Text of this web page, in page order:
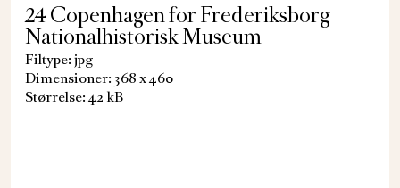
24 Copenhagen for Frederiksborg
Nationalhistorisk Museum
Filtype: jpg
Dimensioner: 368 x 460
Størrelse: 42 kB